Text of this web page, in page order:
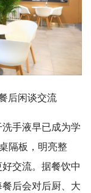
后闲谈交流
手液早已成为学
隔板，明亮整
交流。据餐饮中
后会对后厨、大